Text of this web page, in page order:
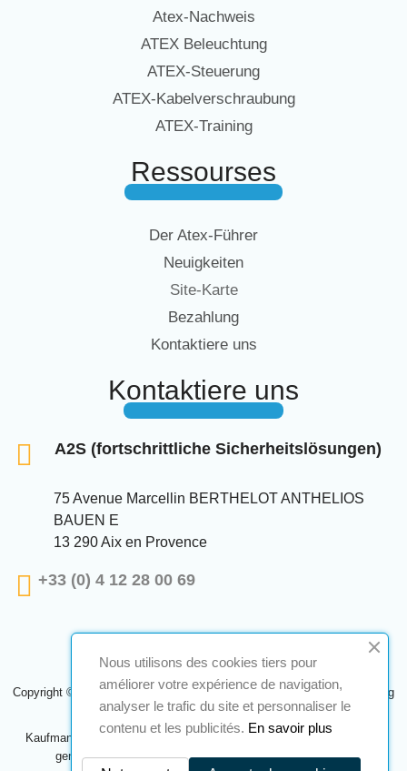
Atex-Nachweis
ATEX Beleuchtung
ATEX-Steuerung
ATEX-Kabelverschraubung
ATEX-Training
Ressourses
Der Atex-Führer
Neuigkeiten
Site-Karte
Bezahlung
Kontaktiere uns
Kontaktiere uns
A2S (fortschrittliche Sicherheitslösungen)
75 Avenue Marcellin BERTHELOT ANTHELIOS
BAUEN E
13 290 Aix en Provence
+33 (0) 4 12 28 00 69
Copyright © 2024 A2S ATEX. Alle Rechte vorbehalten. Eine Realisierung
Navilog
Kaufmann, der von der offensichtlichen Meinung des Unternehmens
genehmigt wurde,Klicken Sie hier, um es zu überprüfen.
Nous utilisons des cookies tiers pour
améliorer votre expérience de navigation,
analyser le trafic du site et personnaliser le
contenu et les publicités. En savoir plus